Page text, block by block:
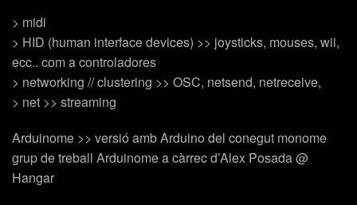
> midi
> HID (human interface devices) >> joysticks, mouses, wii,
ecc.. com a controladores
> networking // clustering >> OSC, netsend, netreceive,
> net >> streaming
Arduinome >> versió amb Arduino del conegut monome
grup de treball Arduinome a càrrec d’Alex Posada @
Hangar